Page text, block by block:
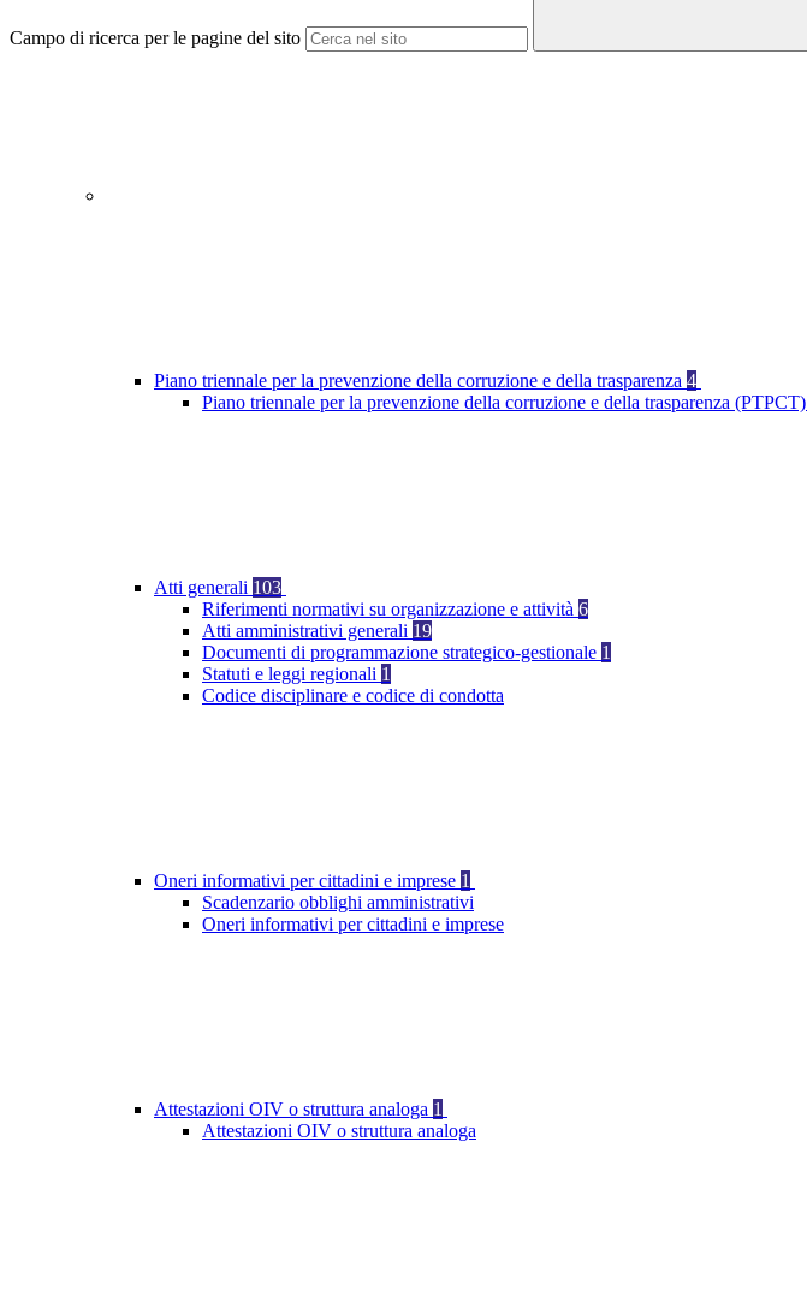
Campo di ricerca per le pagine del sito
Piano triennale per la prevenzione della corruzione e della trasparenza 4
Piano triennale per la prevenzione della corruzione e della trasparenza (PTPCT)
Atti generali 103
Riferimenti normativi su organizzazione e attività 6
Atti amministrativi generali 19
Documenti di programmazione strategico-gestionale 1
Statuti e leggi regionali 1
Codice disciplinare e codice di condotta
Oneri informativi per cittadini e imprese 1
Scadenzario obblighi amministrativi
Oneri informativi per cittadini e imprese
Attestazioni OIV o struttura analoga 1
Attestazioni OIV o struttura analoga